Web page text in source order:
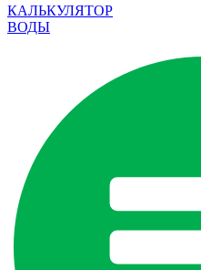
КАЛЬКУЛЯТОР
ВОДЫ